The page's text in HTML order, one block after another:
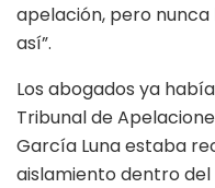
apelación, pero
así”.
Los abogados ya
Tribunal de
García Luna estaba
aislamiento dentro del